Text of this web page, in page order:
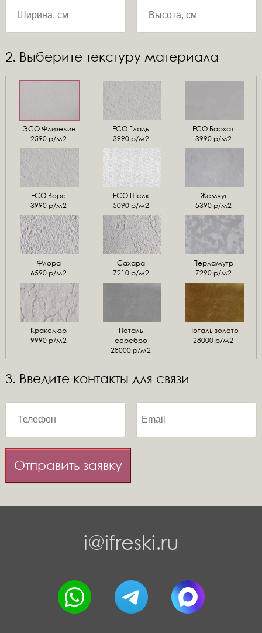
2. Выберите текстуру материала
ЭСО Флизелин
2590 р/м2
ЕСО Гладь
3990 р/м2
ECO Бархат
3990 р/м2
ЕСО Ворс
3990 р/м2
ЕСО Шелк
5090 р/м2
Жемчуг
5390 р/м2
Флора
6590 р/м2
Сахара
7210 р/м2
Перламутр
7290 р/м2
Кракелюр
9990 р/м2
Поталь
серебро
28000 р/м2
Поталь золото
28000 р/м2
3. Введите контакты для связи
Отправить заявку
i@ifreski.ru